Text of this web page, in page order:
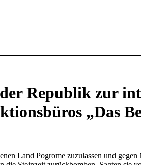
Republik zur
„Das
Land Pogrome zuzulassen und gegen